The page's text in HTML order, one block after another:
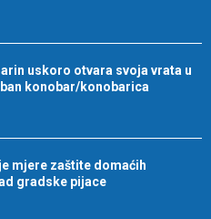
uskoro otvara svoja vrata u
konobar/konobarica
mjere zaštite domaćih
gradske pijace